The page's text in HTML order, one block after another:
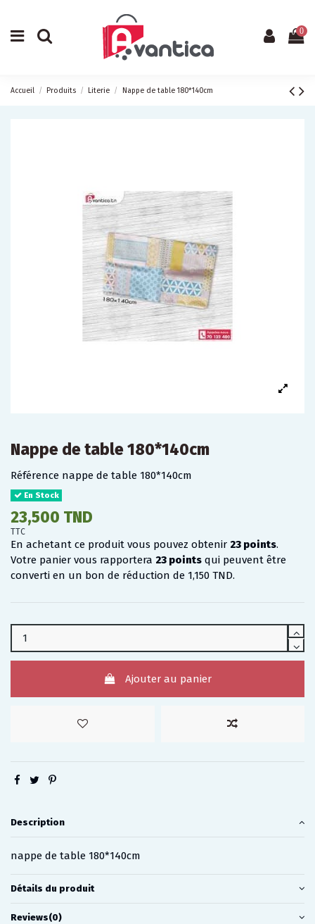
0
Accueil Produits Literie Nappe de table 180*140cm
Nappe de table 180*140cm
Référence nappe de table 180*140cm
En Stock
23,500 TND
TTC
En achetant ce produit vous pouvez obtenir 23 points.
Votre panier vous rapportera 23 points qui peuvent être
converti en un bon de réduction de 1,150 TND.
Ajouter au panier
Description
nappe de table 180*140cm
Détails du produit
Reviews(0)